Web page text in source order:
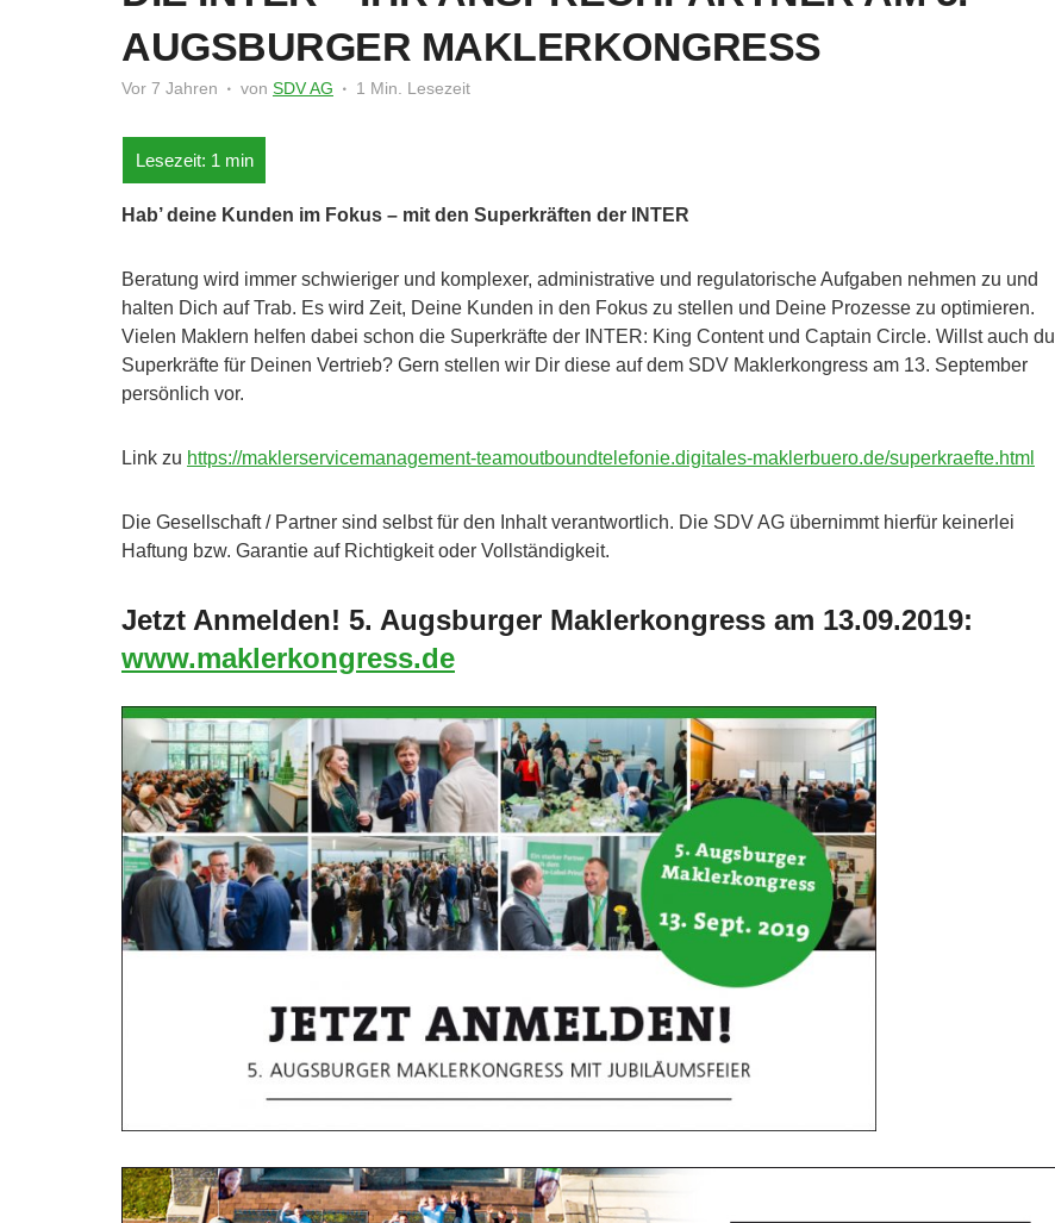
AUGSBURGER MAKLERKONGRESS
Vor 7 Jahren von SDV AG 1 Min. Lesezeit
Hab’ deine Kunden im Fokus – mit den Superkräften der INTER
Beratung wird immer schwieriger und komplexer, administrative und regulatorische Aufgaben nehmen zu und
halten Dich auf Trab. Es wird Zeit, Deine Kunden in den Fokus zu stellen und Deine Prozesse zu optimieren.
Vielen Maklern helfen dabei schon die Superkräfte der INTER: King Content und Captain Circle. Willst auch du
Superkräfte für Deinen Vertrieb? Gern stellen wir Dir diese auf dem SDV Maklerkongress am 13. September
persönlich vor.
Link zu https://maklerservicemanagement-teamoutboundtelefonie.digitales-maklerbuero.de/superkraefte.html
Die Gesellschaft / Partner sind selbst für den Inhalt verantwortlich. Die SDV AG übernimmt hierfür keinerlei
Haftung bzw. Garantie auf Richtigkeit oder Vollständigkeit.
Jetzt Anmelden! 5. Augsburger Maklerkongress am 13.09.2019:
www.maklerkongress.de